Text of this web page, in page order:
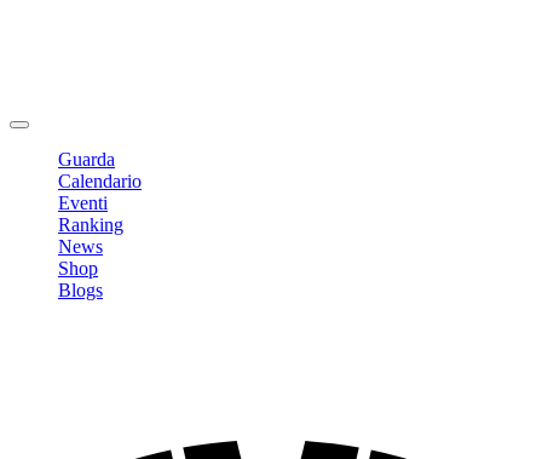
Guarda
Calendario
Eventi
Ranking
News
Shop
Blogs